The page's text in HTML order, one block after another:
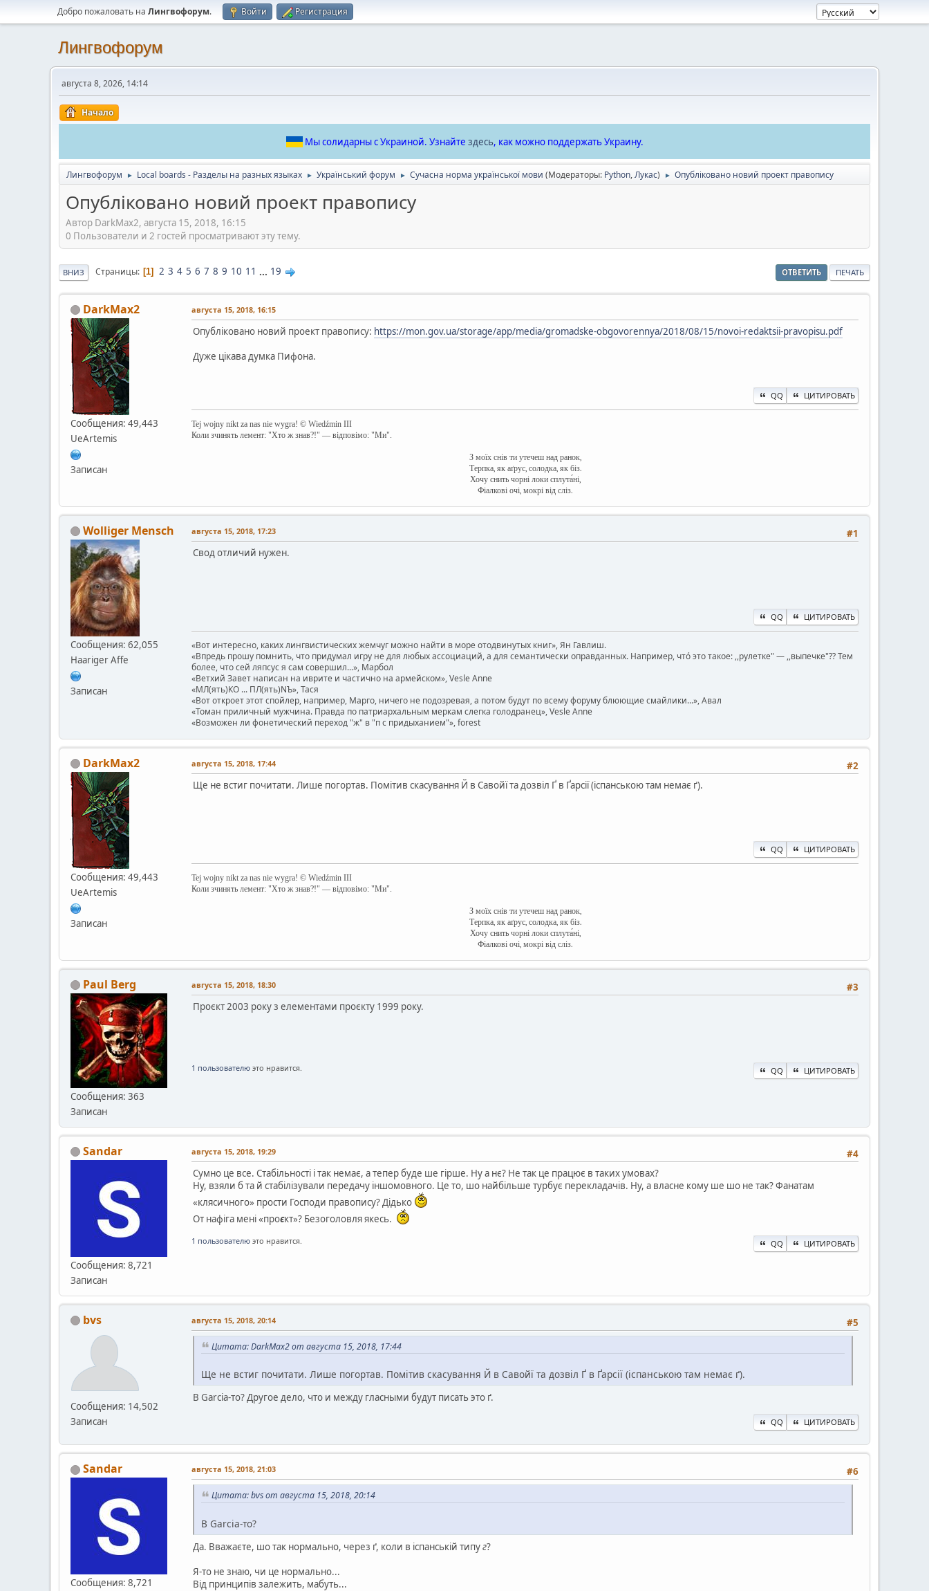
Добро пожаловать на Лингвофорум. Войти Регистрация
Лингвофорум
августа 8, 2026, 14:14
Начало
Мы солидарны с Украиной. Узнайте здесь, как можно поддержать Украину.
Лингвофорум ► Local boards - Разделы на разных языках ► Український форум ► Сучасна норма української мови (Модераторы: Python,Лукас) ► Опубліковано новий проект правопису
Опубліковано новий проект правопису
Автор DarkMax2, августа 15, 2018, 16:15
0 Пользователи и 2 гостей просматривают эту тему.
ОТВЕТИТЬ ПЕЧАТЬ
ВНИЗ Страницы 1 2 3 4 5 6 7 8 9 10 11 ... 19
DarkMax2
Сообщения: 49,443
UeArtemis
Записан
августа 15, 2018, 16:15
Опубліковано новий проект правопису: https://mon.gov.ua/storage/app/media/gromadske-obgovorennya/2018/08/15/novoi-redaktsii-pravopisu.pdf
Дуже цікава думка Пифона.
QQ ЦИТИРОВАТЬ
Tej wojny nikt za nas nie wygra! © Wiedźmin III
Коли зчинять лемент: "Хто ж знав?!" — відповімо: "Ми".
З моїх снів ти утечеш над ранок,
Терпка, як аґрус, солодка, як біз.
Хочу снить чорні локи сплута́ні,
Фіалкові очі, мокрі від сліз.
Wolliger Mensch
Сообщения: 62,055
Haariger Affe
Записан
#1
августа 15, 2018, 17:23
Свод отличий нужен.
QQ ЦИТИРОВАТЬ
«Вот интересно, каких лингвистических жемчуг можно найти в море отодвинутых книг», Ян Гавлиш.
«Впредь прошу помнить, что придумал игру не для любых ассоциаций, а для семантически оправданных. Например, чтó это такое: ,,рулетке" — ,,выпечке"?? Тем
более, что сей ляпсус я сам совершил...», Марбол
«Ветхий Завет написан на иврите и частично на армейском», Vesle Anne
«МЛ(ять)КО ... ПЛ(ять)NЪ», Тася
«Вот откроет этот спойлер, например, Марго, ничего не подозревая, а потом будут по всему форуму блюющие смайлики...», Авал
«Томан приличный мужчина. Правда по патриархальным меркам слегка голодранец», Vesle Anne
«Возможен ли фонетический переход "ж" в "п с придыханием"», forest
DarkMax2
Сообщения: 49,443
UeArtemis
Записан
#2
августа 15, 2018, 17:44
Ще не встиг почитати. Лише погортав. Помітив скасування Й в Савойї та дозвіл Ґ в Ґарсії (іспанською там немає ґ).
QQ ЦИТИРОВАТЬ
Tej wojny nikt za nas nie wygra! © Wiedźmin III
Коли зчинять лемент: "Хто ж знав?!" — відповімо: "Ми".
З моїх снів ти утечеш над ранок,
Терпка, як аґрус, солодка, як біз.
Хочу снить чорні локи сплута́ні,
Фіалкові очі, мокрі від сліз.
Paul Berg
Сообщения: 363
Записан
#3
августа 15, 2018, 18:30
Проєкт 2003 року з елементами проєкту 1999 року.
1 пользователю это нравится. QQ ЦИТИРОВАТЬ
Sandar
Сообщения: 8,721
Записан
#4
августа 15, 2018, 19:29
Сумно це все. Стабільності і так немає, а тепер буде ше гірше. Ну а нє? Не так це працює в таких умовах?
Ну, взяли б та й стабілізували передачу іншомовного. Це то, шо найбільше турбує перекладачів. Ну, а власне кому ше шо не так? Фанатам
«клясичного» прости Господи правопису? Дідько
От нафіга мені «проєкт»? Безоголовля якесь.
1 пользователю это нравится. QQ ЦИТИРОВАТЬ
bvs
Сообщения: 14,502
Записан
#5
августа 15, 2018, 20:14
Цитата: DarkMax2 от августа 15, 2018, 17:44
Ще не встиг почитати. Лише погортав. Помітив скасування Й в Савойї та дозвіл Ґ в Ґарсії (іспанською там немає ґ).
В Garcia-то? Другое дело, что и между гласными будут писать это ґ.
QQ ЦИТИРОВАТЬ
Sandar
Сообщения: 8,721
#6
августа 15, 2018, 21:03
Цитата: bvs от августа 15, 2018, 20:14
В Garcia-то?
Да. Вважаєте, шо так нормально, через ґ, коли в іспанській типуг?
Я-то не знаю, чи це нормально...
Від принципів залежить, мабуть...